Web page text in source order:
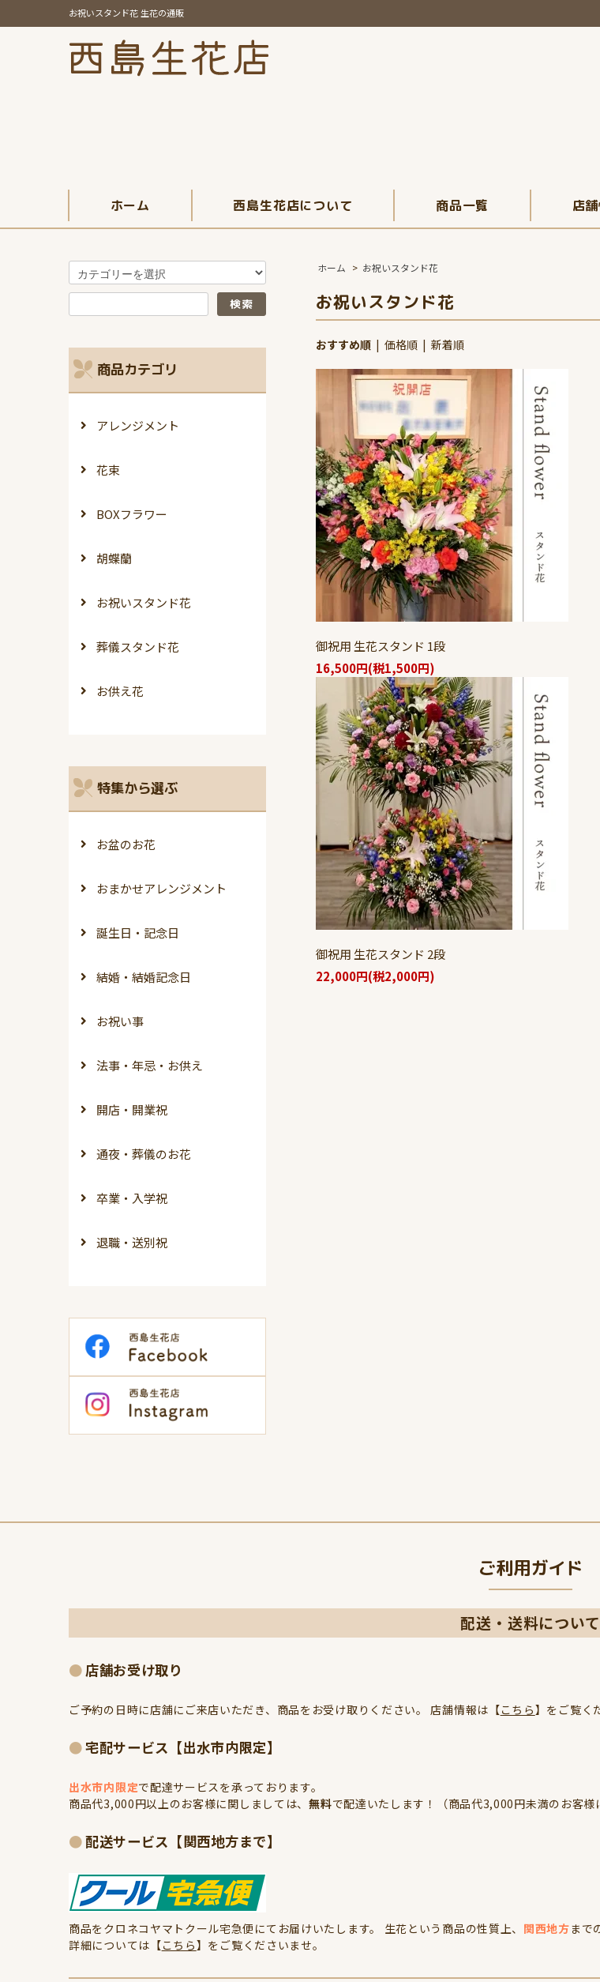
お祝いスタンド花 生花の通販
ホーム 西島生花店について 商品一覧 店
ホーム > お祝いスタンド花
お祝いスタンド花
おすすめ順| 価格順| 新着順
御祝用 生花スタンド 1段
16,500円(税1,500円)
御祝用 生花スタンド 2段
22,000円(税2,000円)
商品カテゴリ
アレンジメント
花束
BOXフラワー
胡蝶蘭
お祝いスタンド花
葬儀スタンド花
お供え花
特集から選ぶ
お盆のお花
おまかせアレンジメント
誕生日・記念日
結婚・結婚記念日
お祝い事
法事・年忌・お供え
開店・開業祝
通夜・葬儀のお花
卒業・入学祝
退職・送別祝
ご利用ガイド
配送・送料について
店舗お受け取り
ご予約の日時に店舗にご来店いただき、商品をお受け取りください。 店舗情報は【こちら】をご覧く
宅配サービス【出水市内限定】
出水市内限定で配達サービスを承っております。
商品代3,000円以上のお客様に関しましては、無料で配達いたします！（商品代3,000円未満のお客
配送サービス【関西地方まで】
商品をクロネコヤマトクール宅急便にてお届けいたします。 生花という商品の性質上、 関西地方まで
詳細については【こちら】をご覧くださいませ。